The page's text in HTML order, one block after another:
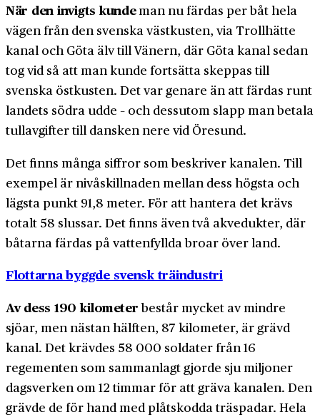
När den invigts kundeman nu färdas per båt hela
vägen från den svenska västkusten, via Trollhätte
kanal och Göta älv till Vänern, där Göta kanal sedan
tog vid så att man kunde fortsätta skeppas till
svenska östkusten. Det var genare än att färdas runt
landets södra udde – och dessutom slapp man betala
tullavgifter till dansken nere vid Öresund.
Det finns många siffror som beskriver kanalen. Till
exempel är nivåskillnaden mellan dess högsta och
lägsta punkt 91,8 meter. För att hantera det krävs
totalt 58 slussar. Det finns även två akvedukter, där
båtarna färdas på vattenfyllda broar över land.
Flottarna byggde svensk träindustri
Av dess 190 kilometerbestår mycket av mindre
sjöar, men nästan hälften, 87 kilometer, är grävd
kanal. Det krävdes 58 000 soldater från 16
regementen som sammanlagt gjorde sju miljoner
dagsverken om 12 timmar för att gräva kanalen. Den
grävde de för hand med plåtskodda träspadar. Hela